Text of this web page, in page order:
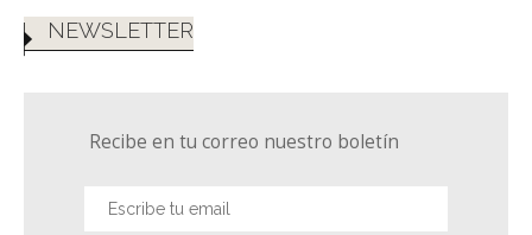
NEWSLETTER
Recibe en tu correo nuestro boletín